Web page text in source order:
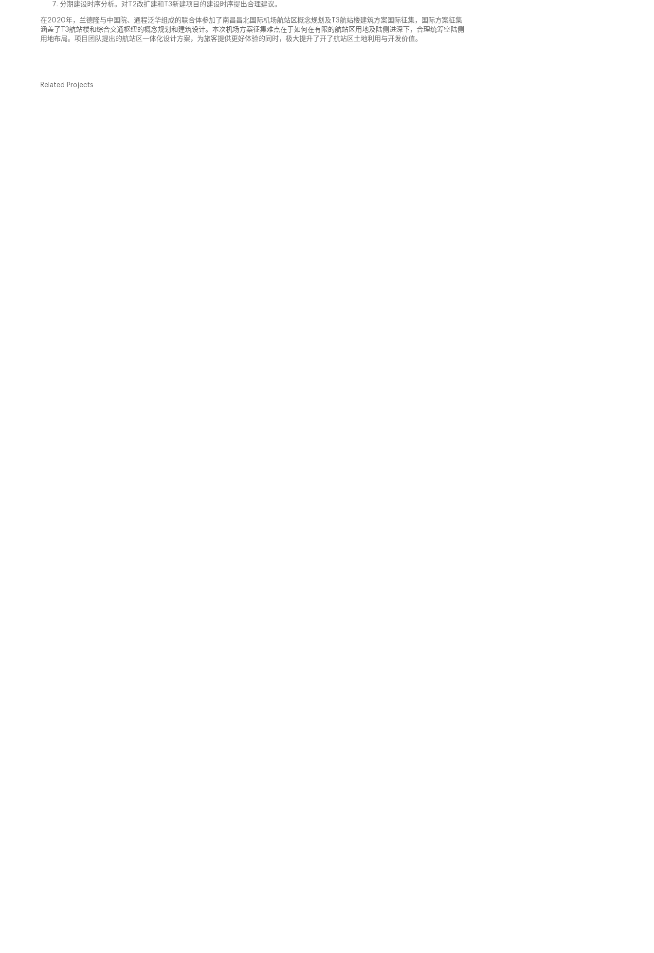
分期建设时序分析。对T2改扩建和T3新建项目的建设时序提出合理建议。
在2020年，兰德隆与中国院、通程泛华组成的联合体参加了南昌昌北国际机场航站区概念规划及T3航站楼建筑方案国际征集，国际方案征集
涵盖了T3航站楼和综合交通枢纽的概念规划和建筑设计。本次机场方案征集难点在于如何在有限的航站区用地及陆侧进深下，合理统筹空陆侧
用地布局。项目团队提出的航站区一体化设计方案，为旅客提供更好体验的同时，极大提升了开了航站区土地利用与开发价值。
Related Projects